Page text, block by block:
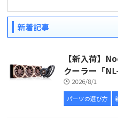
新着記事
【新入荷】
クーラー「
2026/8/1
パーツの選び方